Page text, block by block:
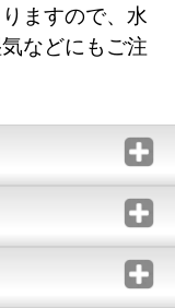
ますので、水
などにもご注